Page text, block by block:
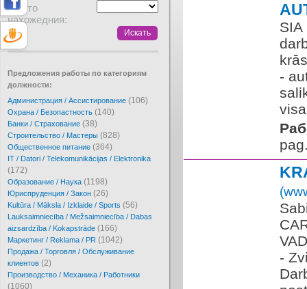
Место
нахожедния:
Предложения работы по категориям
должности:
Администрация / Ассистирование (106)
Охрана / Безопастность (140)
Банки / Страхование (38)
Cтроительство / Мастеры (828)
Oбщественное питание (364)
IT / Datori / Telekomunikācijas / Elektronika
(172)
Образование / Наука (1198)
Юриспруденция / Закон (26)
Kultūra / Māksla / Izklaide / Sports (56)
Lauksaimniecība / Mežsaimniecība / Dabas
aizsardzība / Kokapstrāde (166)
Маркетинг / Reklama / PR (1042)
Продажа / Торговля / Обслуживание
клиентов (2)
Производство / Механика / Работники
(1060)
SIA
-
-